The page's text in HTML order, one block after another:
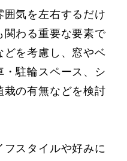
気を左右するだけ
関わる重要な要素で
を考慮し、窓やベ
・駐輪スペース、シ
栽の有無などを検討
スタイルや好みに